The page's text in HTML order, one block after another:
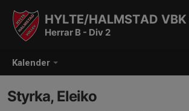
Kalender
HYLTE/HALMSTAD VBK
Herrar B - Div 2
Styrka, Eleiko